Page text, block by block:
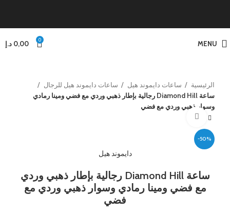
MENU
0
0,00 د.إ
الرئيسية ساعات دايموند هيل
ساعات دايموند هيل للرجال
ساعة Diamond Hill رجالية بإطار ذهبي وردي مع فضي ومينا رمادي
وسوار ذهبي وردي مع فضي
-50%
دايموند هيل
ساعة Diamond Hill رجالية بإطار ذهبي وردي
مع فضي ومينا رمادي وسوار ذهبي وردي مع
فضي